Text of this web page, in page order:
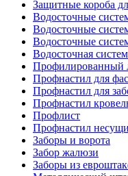
Защитные короба
Водосточные
Водосточные
Водосточные
Водосточная
Профилированный
Профнастил для
Профнастил для
Профнастил
Профлист
Профнастил
Заборы и ворота
Забор жалюзи
Заборы из